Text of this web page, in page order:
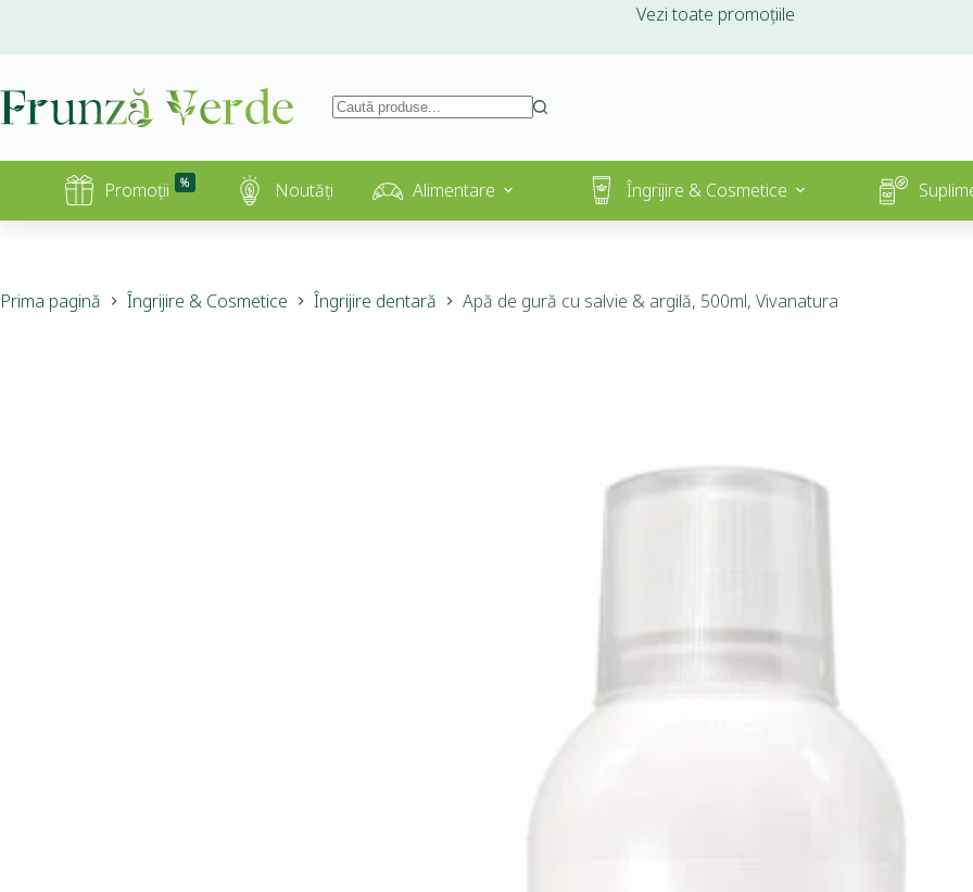
Vezi toate promoțiile
Promoții % Noutăți Alimentare Îngrijire & Cosmetice
Prima pagină Îngrijire & Cosmetice Îngrijire dentară Apă de gură cu salvie & argilă, 500ml, Vivanatura